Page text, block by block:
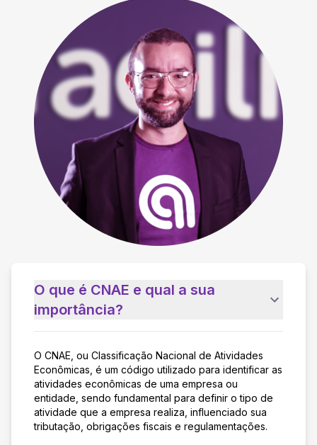
O que é CNAE e qual a sua
importância?
O CNAE, ou Classificação Nacional de Atividades
Econômicas, é um código utilizado para identificar as
atividades econômicas de uma empresa ou
entidade, sendo fundamental para definir o tipo de
atividade que a empresa realiza, influenciado sua
tributação, obrigações fiscais e regulamentações.